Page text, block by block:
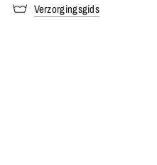
Verzorgingsgids